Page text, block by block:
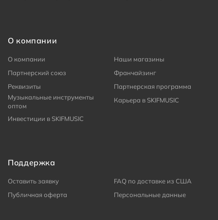
О компании
О компании
Наши магазины
Партнерский союз
Франчайзинг
Реквизиты
Партнерская программа
Музыкальные инструменты
оптом
Карьера в SKIFMUSIC
Инвестиции в SKIFMUSIC
Поддержка
Оставить заявку
FAQ по доставке из США
Публичная оферта
Персональные данные